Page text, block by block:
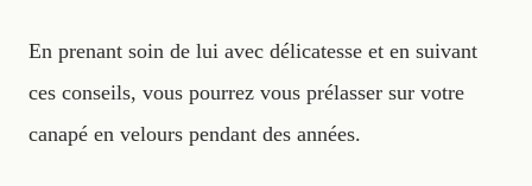
En prenant soin de lui avec délicatesse et en suivant
ces conseils, vous pourrez vous prélasser sur votre
canapé en velours pendant des années.